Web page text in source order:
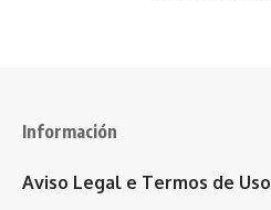
Información
Aviso Legal e Termos de Uso